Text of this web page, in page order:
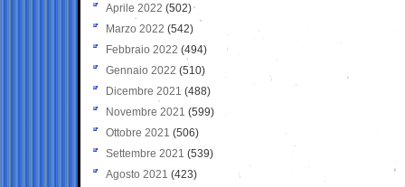
Aprile 2022 (502)
Marzo 2022 (542)
Febbraio 2022 (494)
Gennaio 2022 (510)
Dicembre 2021 (488)
Novembre 2021 (599)
Ottobre 2021 (506)
Settembre 2021 (539)
Agosto 2021 (423)